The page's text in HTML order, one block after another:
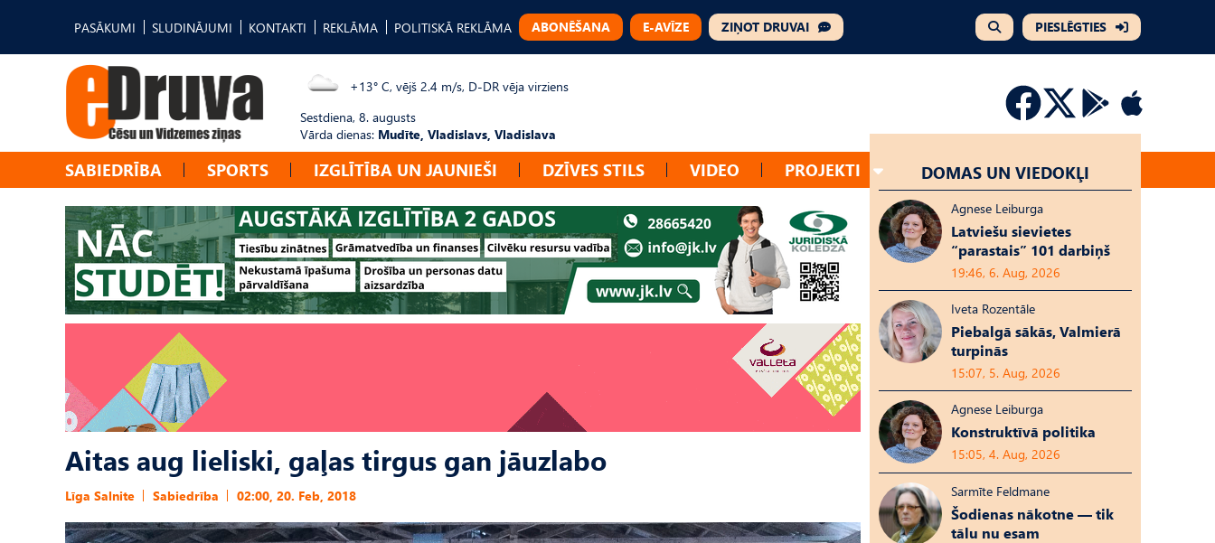
PASĀKUMI SLUDINĀJUMI KONTAKTI REKLĀMA POLITISKĀ REKLĀMA ABONĒŠANA E-AVĪZE ZIŅOT DRUVAI PIESLĒGTIES
+13° C, vējš 2.4 m/s, D-DR vēja virziens
Sestdiena, 8. augusts
Vārda dienas: Mudīte, Vladislavs, Vladislava
SABIEDRĪBA SPORTS IZGLĪTĪBA UN JAUNIEŠI DZĪVES STILS VIDEO PROJEKTI
Aitas aug lieliski, gaļas tirgus gan jāuzlabo
Līga Salnite Sabiedrība 02:00, 20. Feb, 2018
DOMAS UN VIEDOKĻI
Agnese Leiburga
Latviešu sievietes
“parastais” 101 darbiņš
19:46, 6. Aug, 2026
Iveta Rozentāle
Piebalgā sākās, Valmierā
turpinās
15:07, 5. Aug, 2026
Agnese Leiburga
Konstruktīvā politika
15:05, 4. Aug, 2026
Sarmīte Feldmane
Šodienas nākotne — tik
tālu nu esam